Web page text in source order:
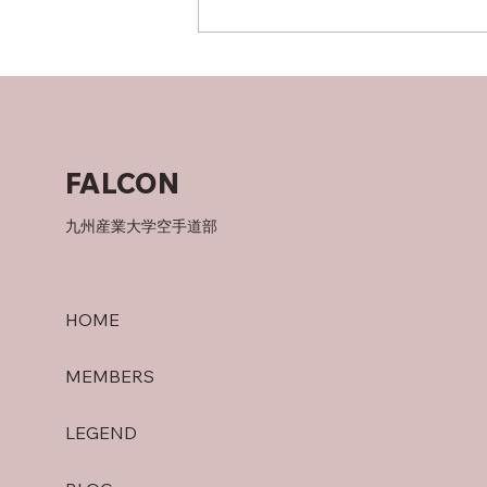
HOME
MEMBERS
LEGEND
FALCON
九州産業大学空手道部